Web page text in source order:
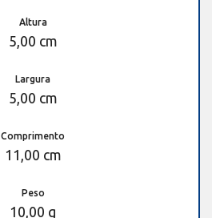
Altura
5,00 cm
Largura
5,00 cm
Comprimento
11,00 cm
Peso
10,00 g